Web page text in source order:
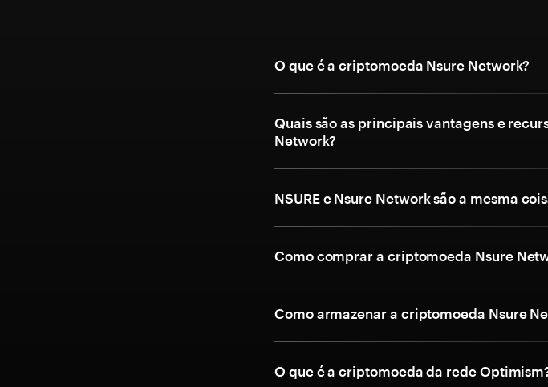
O que é a criptomoeda Nsure Network?
Quais são as principais vantagens e
Network?
NSURE e Nsure Network são a mesma
Como comprar a criptomoeda Nsure
Como armazenar a criptomoeda Nsure
O que é a criptomoeda da rede